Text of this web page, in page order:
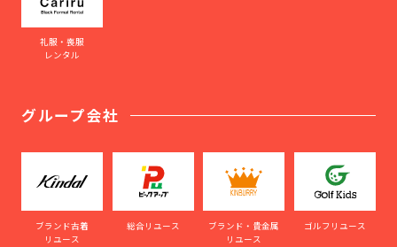
礼服・喪服
レンタル
グループ会社
ブランド古着
リユース
総合リユース
ブランド・貴金属
リユース
ゴルフリユース